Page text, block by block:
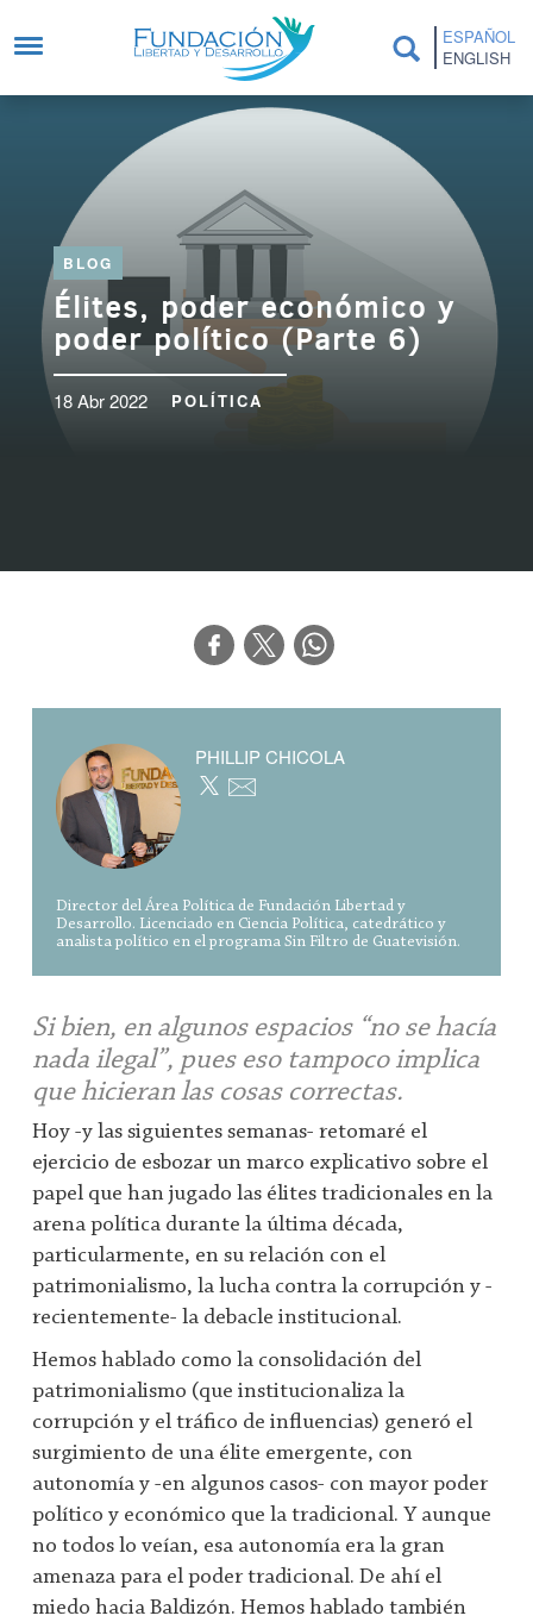
ESPAÑOL
ENGLISH
BLOG
Élites, poder económico y
poder político (Parte 6)
18 Abr 2022 POLÍTICA
Si bien, en algunos espacios “no se hacía
nada ilegal”, pues eso tampoco implica
que hicieran las cosas correctas.
Hoy -y las siguientes semanas- retomaré el
ejercicio de esbozar un marco explicativo sobre el
papel que han jugado las élites tradicionales en la
arena política durante la última década,
particularmente, en su relación con el
patrimonialismo, la lucha contra la corrupción y -
recientemente- la debacle institucional.
Hemos hablado como la consolidación del
patrimonialismo (que institucionaliza la
corrupción y el tráfico de influencias) generó el
surgimiento de una élite emergente, con
autonomía y -en algunos casos- con mayor poder
político y económico que la tradicional. Y aunque
no todos lo veían, esa autonomía era la gran
amenaza para el poder tradicional. De ahí el
miedo hacia Baldizón. Hemos hablado también
PHILLIP CHICOLA
Director del Área Política de Fundación Libertad y
Desarrollo. Licenciado en Ciencia Política, catedrático y
analista político en el programa Sin Filtro de Guatevisión.